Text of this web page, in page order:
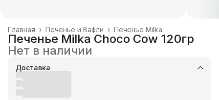
Печенье Milka
Печенье и Вафли ›
Главная ›
Печенье Milka Choco Cow 120гр
Нет в наличии
Доставка